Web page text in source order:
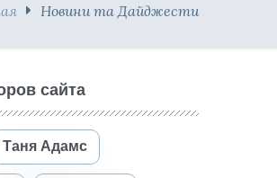
Новини та Дайджести
сайта
Таня Адамс